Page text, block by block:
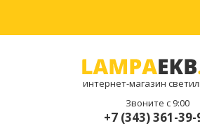
интернет-магазин
Звоните с 9:00
+7 (343) 361-39-